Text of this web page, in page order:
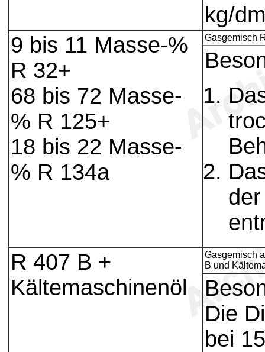
kg/
9 bis 11 Masse-%
R 32+
68 bis 72 Masse-
% R 125+
18 bis 22 Masse-
% R 134a
Gasgemisch
R 407 B +
Kältemaschinenöl
Gasgemisch
B und
Die
bei